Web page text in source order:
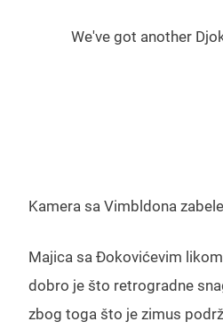
We've got another
Kamera sa Vimbldona
Majica sa Đokovićevim
dobro je što retrogradne
zbog toga što je zimus